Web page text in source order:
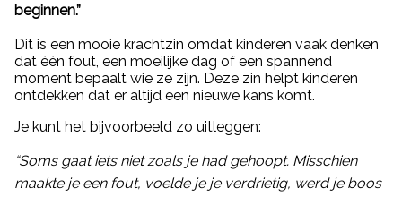
beginnen.”
Dit is een mooie krachtzin omdat kinderen vaak denken
dat één fout, een moeilijke dag of een spannend
moment bepaalt wie ze zijn. Deze zin helpt kinderen
ontdekken dat er altijd een nieuwe kans komt.
Je kunt het bijvoorbeeld zo uitleggen:
“Soms gaat iets niet zoals je had gehoopt. Misschien
maakte je een fout, voelde je je verdrietig, werd je boos